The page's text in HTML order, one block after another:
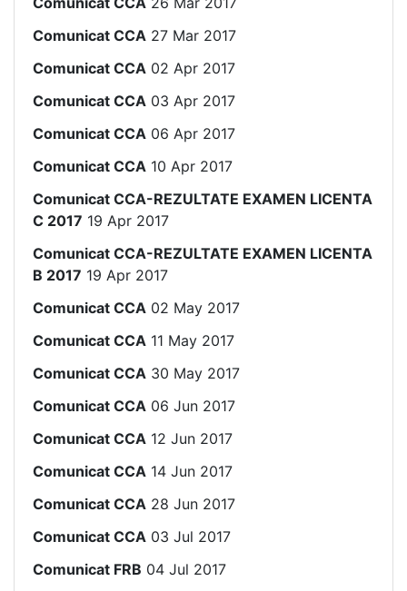
Comunicat CCA 27 Mar 2017
Comunicat CCA 02 Apr 2017
Comunicat CCA 03 Apr 2017
Comunicat CCA 06 Apr 2017
Comunicat CCA 10 Apr 2017
Comunicat CCA-REZULTATE EXAMEN LICENTA
C 2017 19 Apr 2017
Comunicat CCA-REZULTATE EXAMEN LICENTA
B 2017 19 Apr 2017
Comunicat CCA 02 May 2017
Comunicat CCA 11 May 2017
Comunicat CCA 30 May 2017
Comunicat CCA 06 Jun 2017
Comunicat CCA 12 Jun 2017
Comunicat CCA 14 Jun 2017
Comunicat CCA 28 Jun 2017
Comunicat CCA 03 Jul 2017
Comunicat FRB 04 Jul 2017